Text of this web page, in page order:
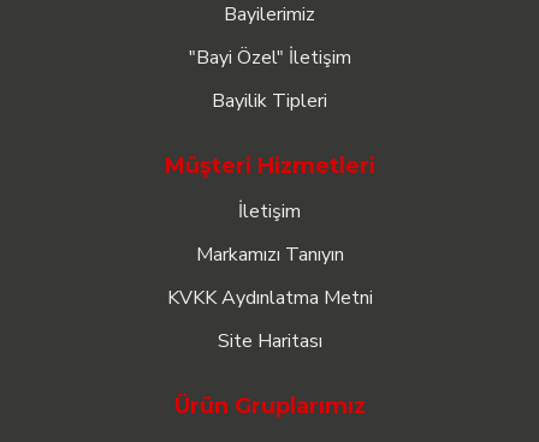
Bayilerimiz
"Bayi Özel" İletişim
Bayilik Tipleri
Müşteri Hizmetleri
İletişim
Markamızı Tanıyın
KVKK Aydınlatma Metni
Site Haritası
Ürün Gruplarımız